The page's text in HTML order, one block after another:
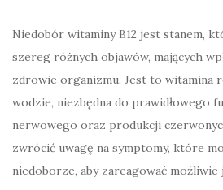
Niedobór witaminy B12 jest stanem,
szereg różnych objawów, mających
zdrowie organizmu. Jest to witamina
wodzie, niezbędna do prawidłowego
nerwowego oraz produkcji
zwrócić uwagę na symptomy, które
niedoborze, aby zareagować możliwie